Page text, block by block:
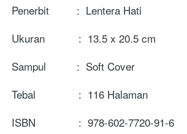
Penerbit         :  Lentera Hati
Ukuran           :  13.5 x 20.5 cm
Sampul          :  Soft Cover
Tebal              :  116 Halaman
ISBN              :  978-602-7720-91-6